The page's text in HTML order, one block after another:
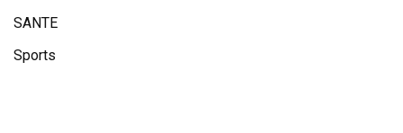
SANTE
Sports